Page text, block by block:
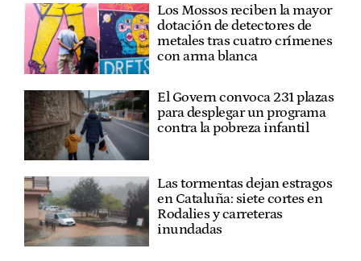
Los Mossos reciben la mayor
dotación de detectores de
metales tras cuatro crímenes
con arma blanca
El Govern convoca 231 plazas
para desplegar un programa
contra la pobreza infantil
Las tormentas dejan estragos
en Cataluña: siete cortes en
Rodalies y carreteras
inundadas